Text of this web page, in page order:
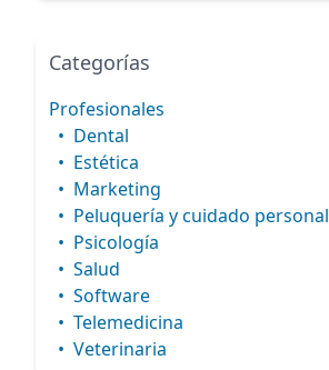
Categorías
Profesionales
• Dental
• Estética
• Marketing
• Peluquería y cuidado personal
• Psicología
• Salud
• Software
• Telemedicina
• Veterinaria